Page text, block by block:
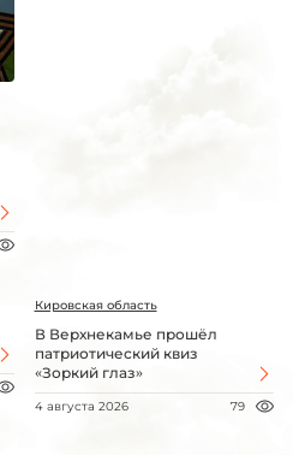
Кировская область
В Верхнекамье прошёл
патриотический квиз
«Зоркий глаз»
4 августа 2026 79